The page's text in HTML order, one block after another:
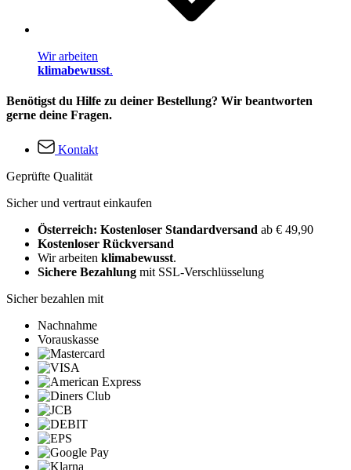
Wir arbeiten
klimabewusst.
Benötigst du Hilfe zu deiner Bestellung? Wir beantworten
gerne deine Fragen.
Kontakt
Geprüfte Qualität
Sicher und vertraut einkaufen
Österreich: Kostenloser Standardversand ab € 49,90
Kostenloser Rückversand
Wir arbeiten klimabewusst.
Sichere Bezahlung mit SSL-Verschlüsselung
Sicher bezahlen mit
Nachnahme
Vorauskasse